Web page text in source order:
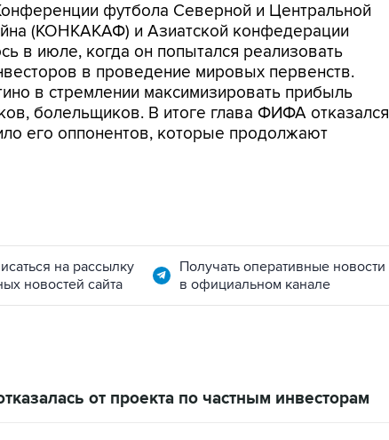
футбола Северной и Центральной
(КОНКАКАФ) и Азиатской конфедерации
в июле, когда он попытался реализовать
в проведение мировых первенств.
в стремлении максимизировать прибыль
болельщиков. В итоге глава ФИФА отказался
его оппонентов, которые продолжают
на рассылку
новостей сайта
Получать оперативные новости
в официальном канале
от проекта по частным инвесторам